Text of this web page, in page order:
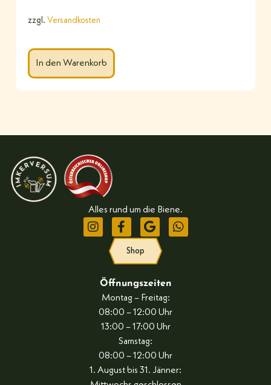
zzgl. Versandkosten
In den Warenkorb
Alles rund um die Biene.
Shop
Öffnungszeiten
Montag – Freitag:
08:00 – 12:00 Uhr
13:00 – 17:00 Uhr
Samstag:
08:00 – 12:00 Uhr
1. August bis 31. Jänner: